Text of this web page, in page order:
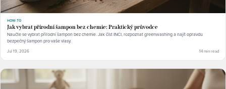
HOW-TO
Jak vybrat přírodní šampon bez chemie: Praktický průvodce
Naučte se vybrat přírodní šampon bez chemie. Jak číst INCI, rozpoznat greenwashing a najít opravdu
bezpečný šampon pro vaše vlasy.
Jul 19, 2026 14 min read